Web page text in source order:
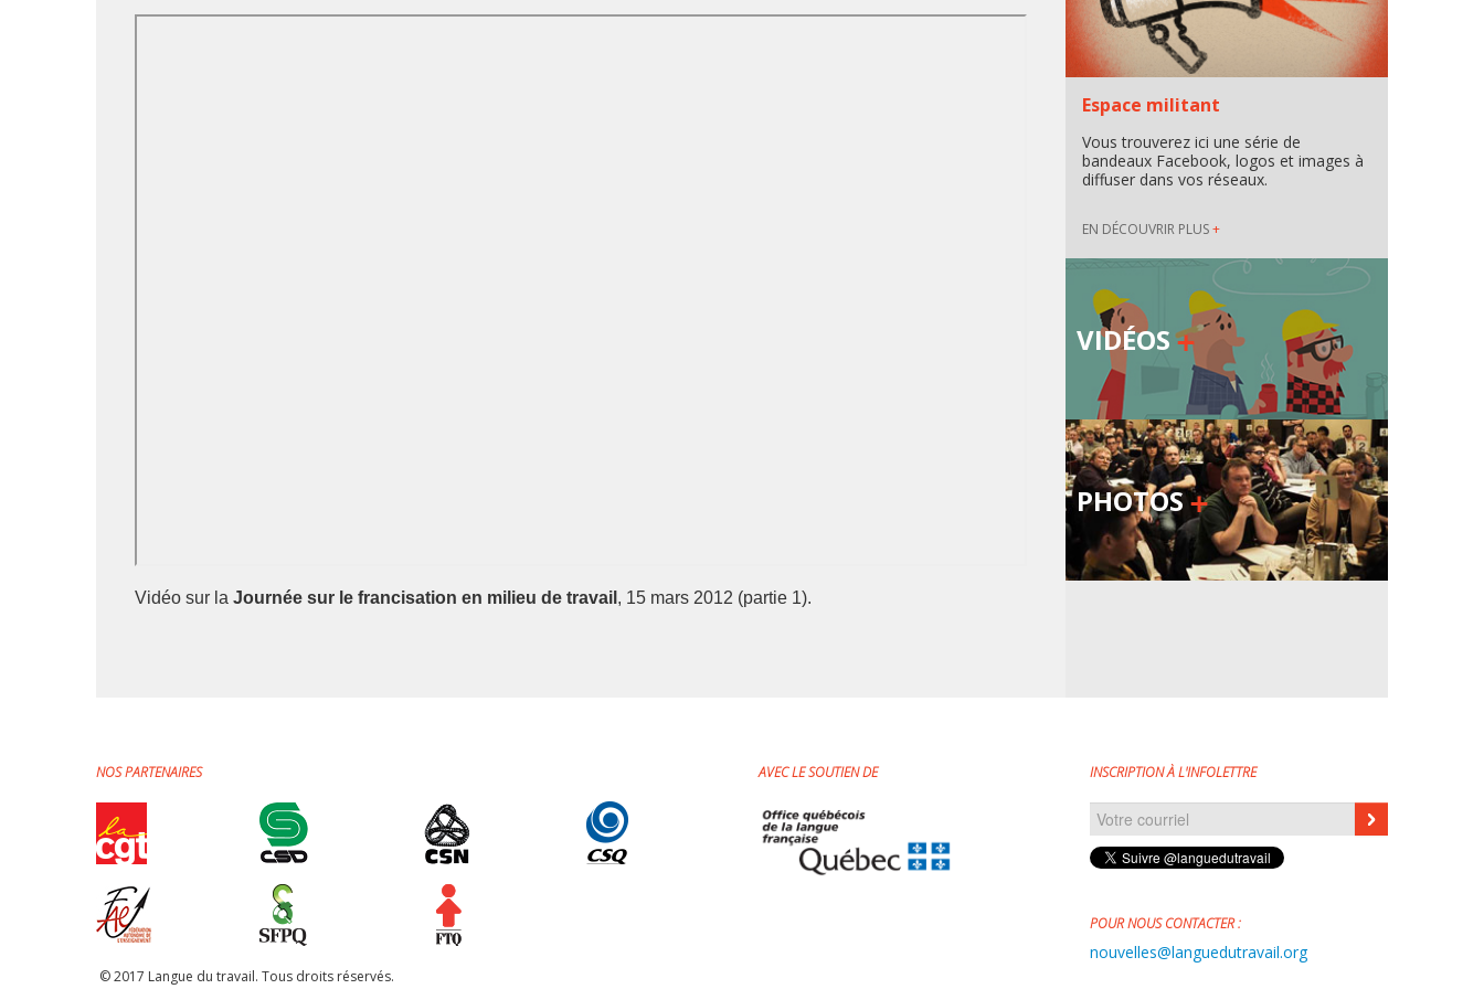
Vidéo sur la Journée sur le francisation en milieu de travail , 15 mars 2012 (partie 1).
Espace militant
Vous trouverez ici une série de
bandeaux Facebook, logos et images à
diffuser dans vos réseaux.
EN DÉCOUVRIR PLUS+
VIDÉOS
PHOTOS
NOS PARTENAIRES AVEC LE SOUTIEN DE INSCRIPTION À L'INFOLETTRE
Courriel
*
POUR NOUS CONTACTER :
nouvelles@languedutravail.org
© 2017 Langue du travail. Tous droits réservés.